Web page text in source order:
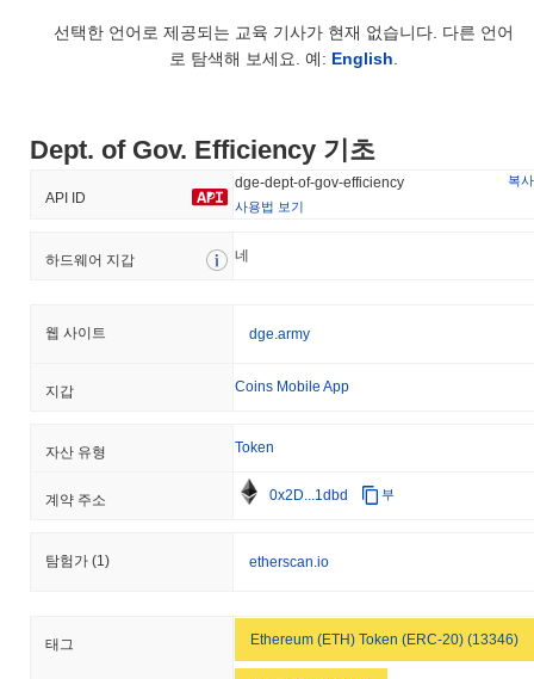
선택한 언어로 제공되는 교육 기사가 현재 없습니다. 다른 언어
로 탐색해 보세요. 예: English
Dept. of Gov. Efficiency 기초
API ID
dge-dept-of-gov-efficiency
복사
사용법 보기
하드웨어 지갑 네
웹 사이트 dge.army
지갑 Coins Mobile App
자산 유형 Token
계약 주소 0x2D...1dbd 부
탐험가 (1) etherscan.io
태그 Ethereum (ETH) Token (ERC-20) (13346)